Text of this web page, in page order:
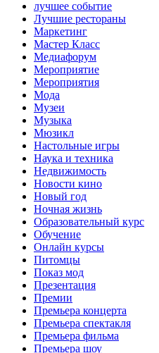
лучшее событие
Лучшие рестораны
Маркетинг
Мастер Класс
Медиафорум
Мероприятие
Мероприятия
Мода
Музеи
Музыка
Мюзикл
Настольные игры
Наука и техника
Недвижимость
Новости кино
Новый год
Ночная жизнь
Образовательный курс
Обучение
Онлайн курсы
Питомцы
Показ мод
Презентация
Премии
Премьера концерта
Премьера спектакля
Премьера фильма
Премьера шоу